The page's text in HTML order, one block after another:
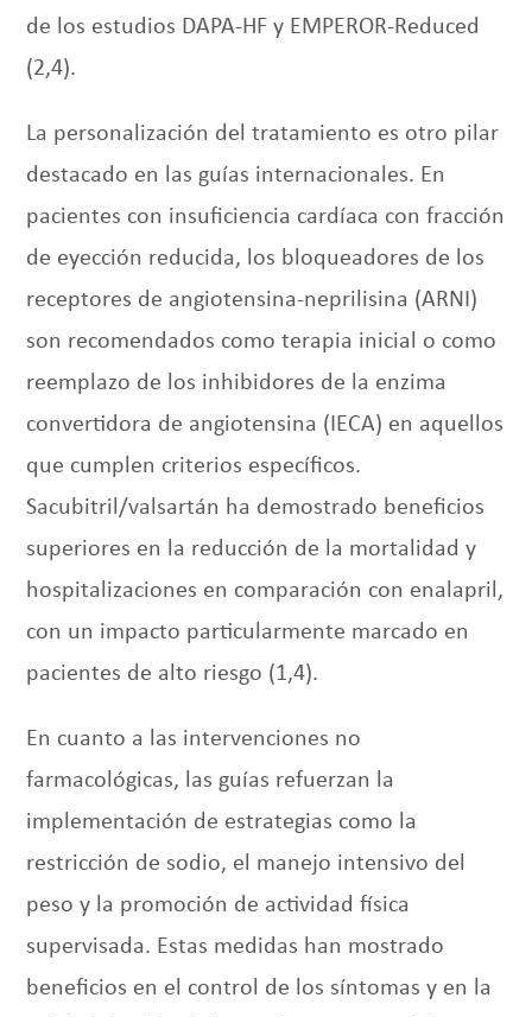
de los estudios DAPA-HF y EMPEROR-Reduced
(2,4).
La personalización del tratamiento es otro pilar
destacado en las guías internacionales. En
pacientes con insuficiencia cardíaca con fracción
de eyección reducida, los bloqueadores de los
receptores de angiotensina-neprilisina (ARNI)
son recomendados como terapia inicial o como
reemplazo de los inhibidores de la enzima
convertidora de angiotensina (IECA) en aquellos
que cumplen criterios específicos.
Sacubitril/valsartán ha demostrado beneficios
superiores en la reducción de la mortalidad y
hospitalizaciones en comparación con enalapril,
con un impacto particularmente marcado en
pacientes de alto riesgo (1,4).
En cuanto a las intervenciones no
farmacológicas, las guías refuerzan la
implementación de estrategias como la
restricción de sodio, el manejo intensivo del
peso y la promoción de actividad física
supervisada. Estas medidas han mostrado
beneficios en el control de los síntomas y en la